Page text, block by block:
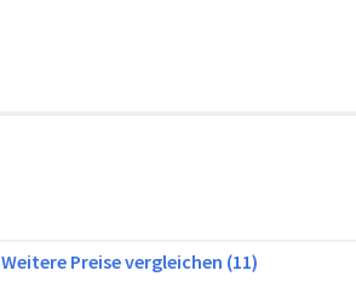
Weitere Preise vergleichen (11)